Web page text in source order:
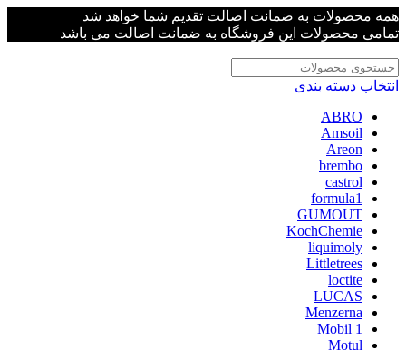
همه محصولات به ضمانت اصالت تقدیم شما خواهد شد
تمامی محصولات این فروشگاه به ضمانت اصالت می باشد
انتخاب دسته بندی
ABRO
Amsoil
Areon
brembo
castrol
formula1
GUMOUT
KochChemie
liquimoly
Littletrees
loctite
LUCAS
Menzerna
Mobil 1
Motul